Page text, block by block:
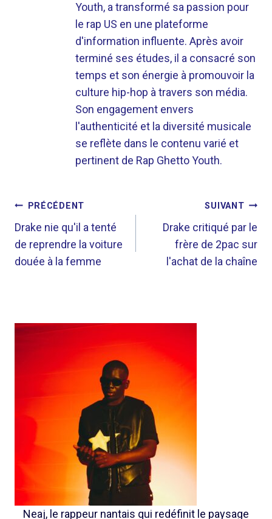
Youth, a transformé sa passion pour
le rap US en une plateforme
d'information influente. Après avoir
terminé ses études, il a consacré son
temps et son énergie à promouvoir la
culture hip-hop à travers son média.
Son engagement envers
l'authenticité et la diversité musicale
se reflète dans le contenu varié et
pertinent de Rap Ghetto Youth.
NAVIGATION
DE
L’ARTICLE
PRÉCÉDENT
Drake nie qu'il a tenté
de reprendre la voiture
douée à la femme
SUIVANT
Drake critiqué par le
frère de 2pac sur
l'achat de la chaîne
Neaj, le rappeur nantais qui redéfinit le paysage